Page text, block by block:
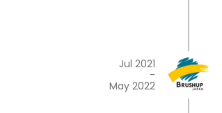
Jul 2021
-
May 2022